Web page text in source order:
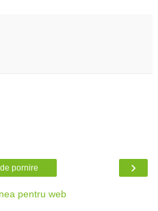
›
pornire
pentru web